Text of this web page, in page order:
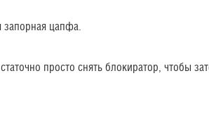
запорная цапфа.
просто снять блокиратор, чтобы